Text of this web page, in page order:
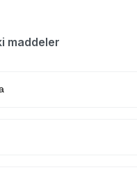
maddeler